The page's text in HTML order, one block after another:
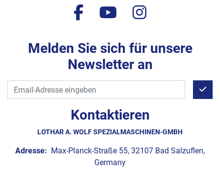
Kontaktieren
LOTHAR A. WOLF SPEZIALMASCHINEN-GMBH
Adresse: Max-Planck-Straße 55, 32107 Bad Salzuflen,
Germany
facebook
youtubeinstagram
Melden Sie sich für unsere
Newsletter an